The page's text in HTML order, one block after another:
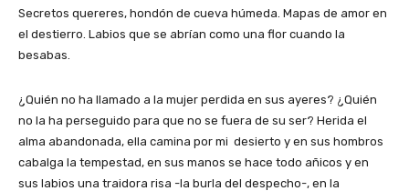
Secretos quereres, hondón de cueva húmeda. Mapas de amor en
el destierro. Labios que se abrían como una flor cuando la
besabas.
¿Quién no ha llamado a la mujer perdida en sus ayeres? ¿Quién
no la ha perseguido para que no se fuera de su ser? Herida el
alma abandonada, ella camina por mi desierto y en sus hombros
cabalga la tempestad, en sus manos se hace todo añicos y en
sus labios una traidora risa -la burla del despecho-, en la